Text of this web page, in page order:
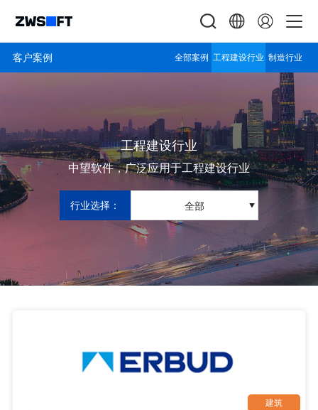
客户案例 全部案例 工程建设行业 制造行业
工程建设行业
中望软件，广泛应用于工程建设行业
行业选择： 全部
建筑